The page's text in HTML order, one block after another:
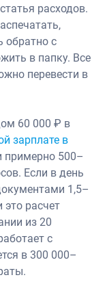
расходов.
обратно с
в папку. Все
перевести в
60 000 ₽ в
зарплате в
примерно 500–
Если в день
1,5–
это расчет
из 20
с
в 300 000–